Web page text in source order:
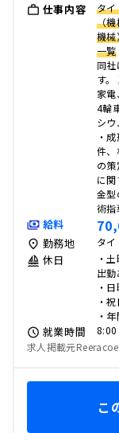
仕事内容
タイ
（
機械
一覧
同
す
家電
4輪
シウ
・
件、
の
に
金型
術
給料
勤務地 タイ
休日
・
出勤
・
・祝
・
就業時間
求人掲載元
こ